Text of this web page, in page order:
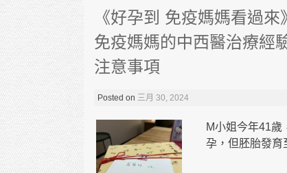
《好孕到 免疫媽媽看過
免疫媽媽的中西醫治療經
注意事項
Posted on 三月 30, 2024
M小姐今年41歲
孕，但胚胎發